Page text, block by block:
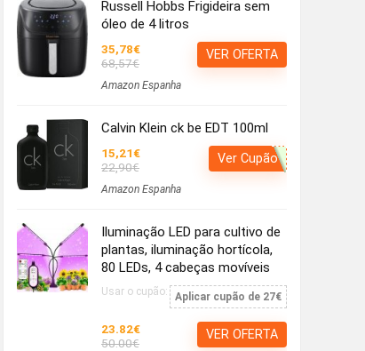
Russell Hobbs Frigideira sem
óleo de 4 litros
35,78€
68,57€
Amazon Espanha
VER OFERTA
Calvin Klein ck be EDT 100ml
15,21€
22,90€
Amazon Espanha
Ver Cupão
Iluminação LED para cultivo de
plantas, iluminação hortícola,
80 LEDs, 4 cabeças movíveis
Usar o cupão: Aplicar cupão de 27€
23.82€
50.00€
VER OFERTA